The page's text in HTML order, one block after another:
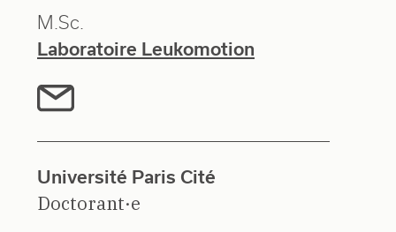
M.Sc.
Laboratoire Leukomotion
Université Paris Cité
Doctorant·e